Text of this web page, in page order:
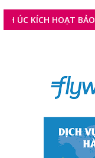
HOẠT BẢO HIỂM